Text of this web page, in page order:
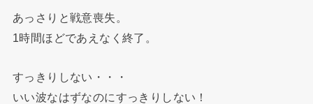
あっさりと戦意喪失。
1時間ほどであえなく終了。
すっきりしない・・・
いい波なはずなのにすっきりしない！